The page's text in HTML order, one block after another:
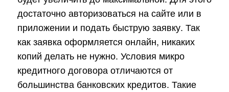
достаточно авторизоваться на сайте или в
приложении и подать быструю заявку. Так
как заявка оформляется онлайн, никаких
копий делать не нужно. Условия микро
кредитного договора отличаются от
большинства банковских кредитов. Такие